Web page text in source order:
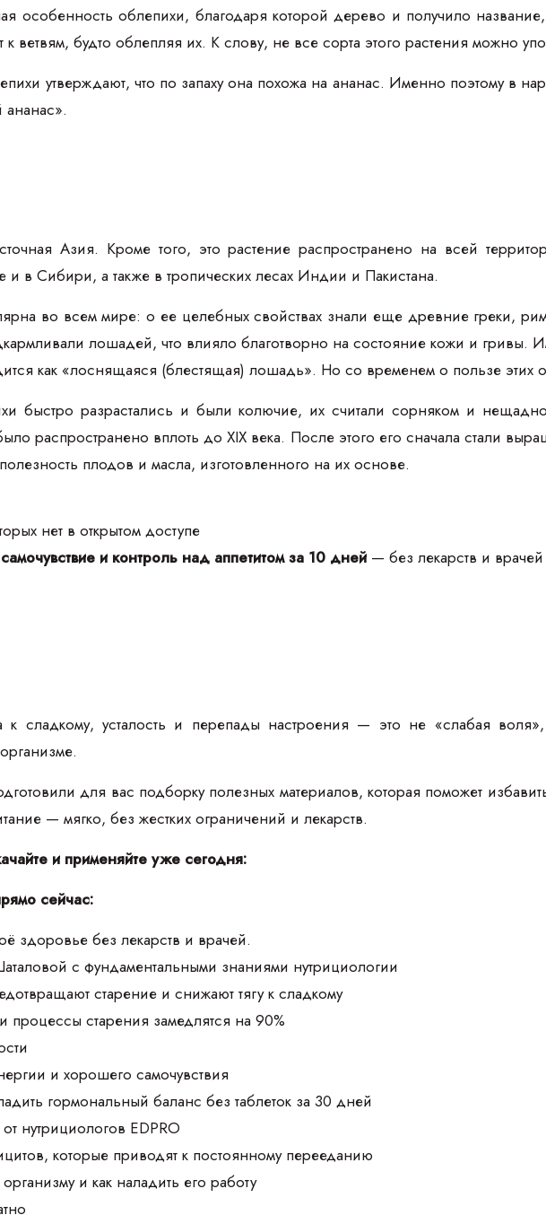
особенность облепихи, благодаря которой дерево и получило
к ветвям, будто облепляя их. К слову, не все сорта этого растения можно
утверждают, что по запаху она похожа на ананас. Именно поэтому в
Азия. Кроме того, это растение распространено на всей
и в Сибири, а также в тропических лесах Индии и Пакистана.
во всем мире: о ее целебных свойствах знали еще древние греки,
лошадей, что влияло благотворно на состояние кожи и гривы.
как «лоснящаяся (блестящая) лошадь». Но со временем о пользе этих
быстро разрастались и были колючие, их считали сорняком и
распространено вплоть до XIX века. После этого его сначала стали
плодов и масла, изготовленного на их основе.
нет в открытом доступе
и контроль над аппетитом за 10 дней — без лекарств и врачей
к сладкому, усталость и перепады настроения — это не «слабая
для вас подборку полезных материалов, которая поможет
— мягко, без жестких ограничений и лекарств.
и применяйте уже сегодня:
сейчас:
здоровье без лекарств и врачей.
с фундаментальными знаниями нутрициологии
старение и снижают тягу к сладкому
старения замедлятся на 90%
и хорошего самочувствия
гормональный баланс без таблеток за 30 дней
нутрициологов EDPRO
которые приводят к постоянному перееданию
и как наладить его работу